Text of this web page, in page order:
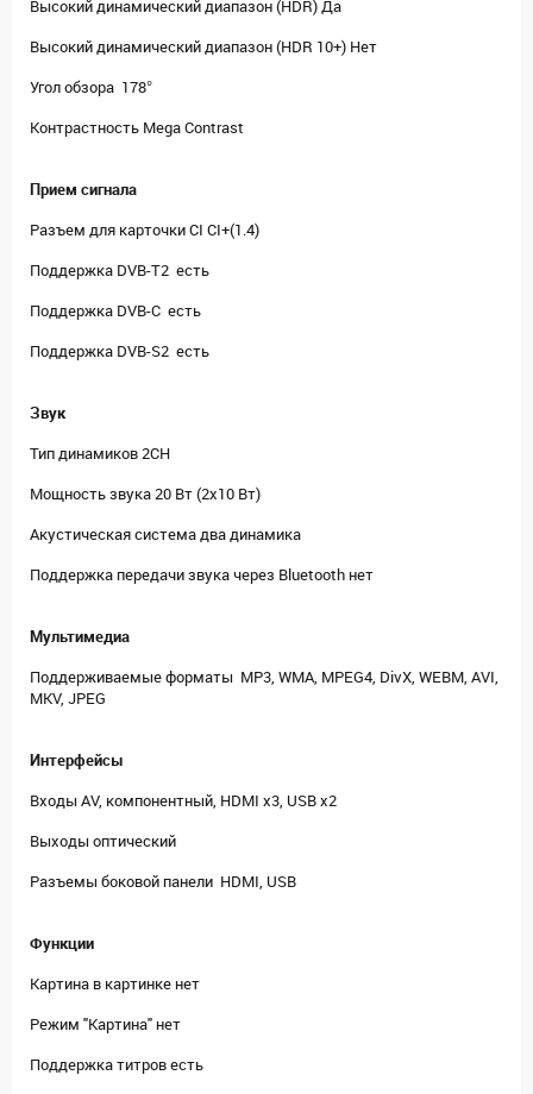
Высокий динамический диапазон (HDR) Да
Высокий динамический диапазон (HDR 10+) Нет
Угол обзора 178°
Контрастность Mega Contrast
Прием сигнала
Разъем для карточки CI CI+(1.4)
Поддержка DVB-T2 есть
Поддержка DVB-C есть
Поддержка DVB-S2 есть
Звук
Тип динамиков 2CH
Мощность звука 20 Вт (2х10 Вт)
Акустическая система два динамика
Поддержка передачи звука через Bluetooth нет
Мультимедиа
Поддерживаемые форматы MP3, WMA, MPEG4, DivX, WEBM, AVI,
MKV, JPEG
Интерфейсы
Входы AV, компонентный, HDMI x3, USB x2
Выходы оптический
Разъемы боковой панели HDMI, USB
Функции
Картина в картинке нет
Режим "Картина" нет
Поддержка титров есть